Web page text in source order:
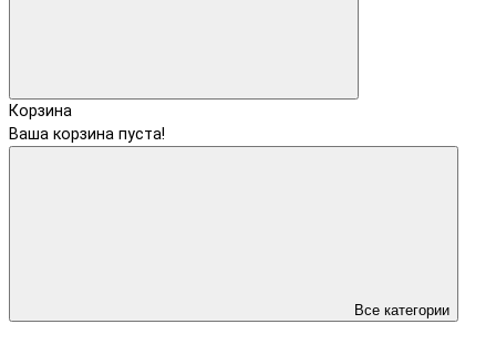
Корзина
Ваша корзина пуста!
Все категории